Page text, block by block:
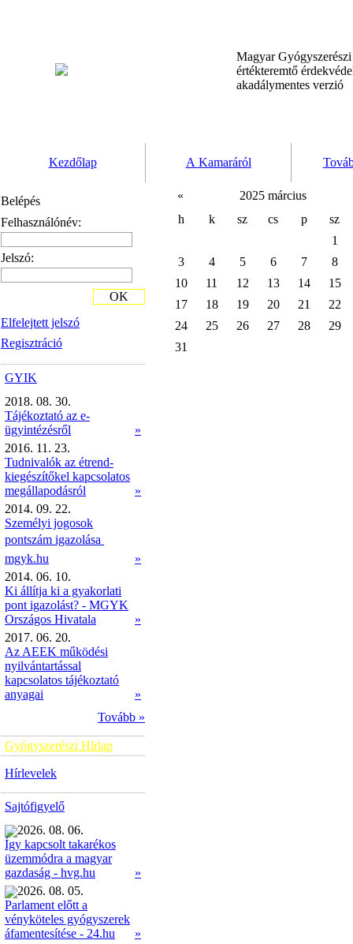
Magyar
értékteremtő
akadálymentes verzió
Kezdőlap A Kamaráról
Belépés
Felhasználónév:
Jelszó:
Elfelejtett jelszó
Regisztráció
OK
GYIK
2018. 08. 30.
Tájékoztató az e-
ügyintézésről
»
2016. 11. 23.
Tudnivalók az étrend-
kiegészítőkel kapcsolatos
megállapodásról
»
2014. 09. 22.
Személyi jogosok
pontszám igazolása 
mgyk.hu
»
2014. 06. 10.
Ki állítja ki a gyakorlati
pont igazolást? - MGYK
Országos Hivatala
»
2017. 06. 20.
Az AEEK működési
nyilvántartással
kapcsolatos tájékoztató
anyagai
»
Tovább »
Gyógyszerészi Hírlap
Hírlevelek
Sajtófigyelő
2026. 08. 06.
Így kapcsolt takarékos
üzemmódra a magyar
gazdaság - hvg.hu
»
2026. 08. 05.
Parlament előtt a
vényköteles gyógyszerek
áfamentesítése - 24.hu
»
«
2025 március
h
k sz cs p
sz
1
3
4 5 6 7
8
10
11 12 13 14
15
17
18 19 20 21
22
24
25 26 27 28
29
31